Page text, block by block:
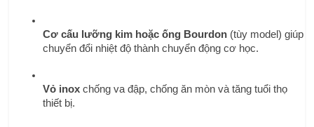
Cơ cấu lưỡng kim hoặc ống Bourdon (tùy model) giúp
chuyển đổi nhiệt độ thành chuyển động cơ học.
Vỏ inox chống va đập, chống ăn mòn và tăng tuổi thọ
thiết bị.